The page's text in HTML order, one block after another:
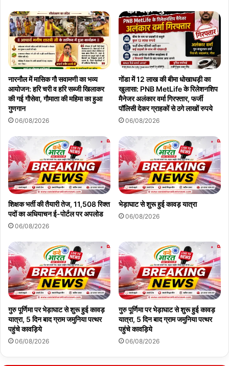
नारनौल में मासिक गौ सवामणी का भव्य
आयोजन: हरि चरी व हरि सब्जी खिलाकर
की गई गौसेवा, गौमाता की महिमा का हुआ
गुणगान
06/08/2026
गोंडा में 12 लाख की बीमा धोखाधड़ी का
खुलासा: PNB MetLife के रिलेशनशिप
मैनेजर अलंकार वर्मा गिरफ्तार, फर्जी
पॉलिसी देकर ग्राहकों से ठगे लाखों रुपये
06/08/2026
शिक्षक भर्ती की तैयारी तेज, 11,508 रिक्त
पदों का अधियाचन ई-पोर्टल पर अपलोड
06/08/2026
भेड़ाघाट से शुरू हुई कावड़ यात्रा
06/08/2026
गुरु पूर्णिमा पर भेड़ाघाट से शुरू हुई कावड़
यात्रा, 5 दिन बाद ग्राम जमुनिया पत्थर
पहुंचे कावड़िये
06/08/2026
गुरु पूर्णिमा पर भेड़ाघाट से शुरू हुई कावड़
यात्रा, 5 दिन बाद ग्राम जमुनिया पत्थर
पहुंचे कावड़िये
06/08/2026